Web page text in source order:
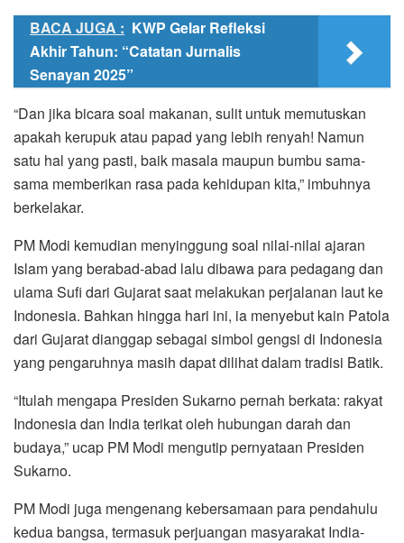
BACA JUGA : KWP Gelar Refleksi
Akhir Tahun: “Catatan Jurnalis
Senayan 2025”
“Dan jika bicara soal makanan, sulit untuk memutuskan
apakah kerupuk atau papad yang lebih renyah! Namun
satu hal yang pasti, baik masala maupun bumbu sama-
sama memberikan rasa pada kehidupan kita,” imbuhnya
berkelakar.
PM Modi kemudian menyinggung soal nilai-nilai ajaran
Islam yang berabad-abad lalu dibawa para pedagang dan
ulama Sufi dari Gujarat saat melakukan perjalanan laut ke
Indonesia. Bahkan hingga hari ini, ia menyebut kain Patola
dari Gujarat dianggap sebagai simbol gengsi di Indonesia
yang pengaruhnya masih dapat dilihat dalam tradisi Batik.
“Itulah mengapa Presiden Sukarno pernah berkata: rakyat
Indonesia dan India terikat oleh hubungan darah dan
budaya,” ucap PM Modi mengutip pernyataan Presiden
Sukarno.
PM Modi juga mengenang kebersamaan para pendahulu
kedua bangsa, termasuk perjuangan masyarakat India-